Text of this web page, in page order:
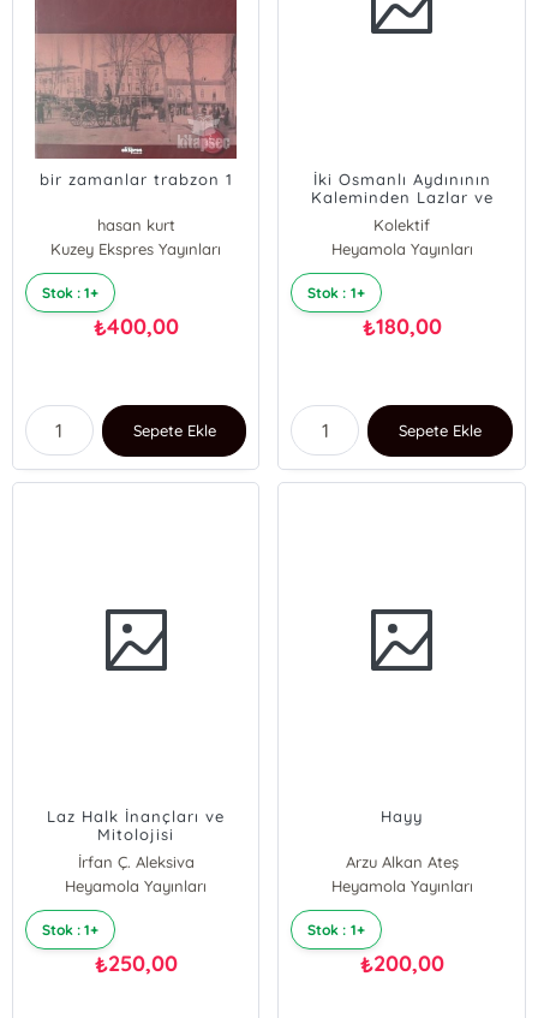
bir zamanlar trabzon 1
hasan kurt
Kuzey Ekspres Yayınları
Stok : 1+
₺400,00
Sepete Ekle
İki Osmanlı Aydınının
Kaleminden Lazlar ve
Lazistan
Kolektif
Heyamola Yayınları
Stok : 1+
₺180,00
Sepete Ekle
Laz Halk İnançları ve
Mitolojisi
İrfan Ç. Aleksiva
Heyamola Yayınları
Stok : 1+
₺250,00
Hayy
Arzu Alkan Ateş
Heyamola Yayınları
Stok : 1+
₺200,00